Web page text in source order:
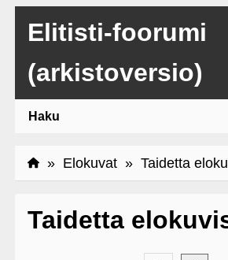
Elitisti-foorumi
(arkistoversio)
Haku
» Elokuvat» Taidetta
Taidetta